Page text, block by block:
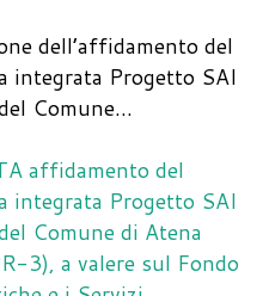
dell’affidamento del
integrata Progetto SAI
Comune…
affidamento del
integrata Progetto SAI
Comune di Atena
3), a valere sul Fondo